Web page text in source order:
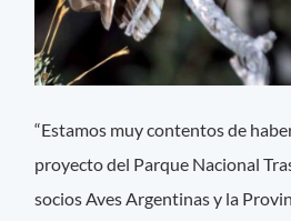
“Estamos muy contentos de
proyecto del Parque Nacional
socios Aves Argentinas y la